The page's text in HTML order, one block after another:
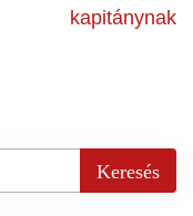
kapitánynak